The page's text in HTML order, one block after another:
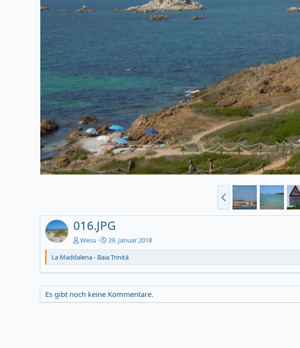
016.JPG
Wesu
29. Januar 2018
La Maddalena - Baia Trinitá
Es gibt noch keine Kommentare.